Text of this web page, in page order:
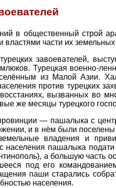
в общественный строй
части их
завоевателей,
Турецкая военно-
из Малой Азии.
против турецких
вызванных во
же месяцы турецкого
— пашалыка с
и в нём были
владения и
населения пашалыка
а большую часть
под его
паши старались
населения.